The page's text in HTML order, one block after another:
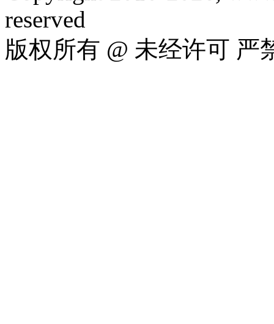
reserved
版权所有 @ 未经许可 严